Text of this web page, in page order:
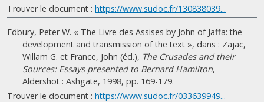
Trouver le document : https://www.sudoc.fr/130838039...
Edbury, Peter W. « The Livre des Assises by John of Jaffa: the
development and transmission of the text », dans : Zajac,
Willam G. et France, John (éd.), The Crusades and their
Sources: Essays presented to Bernard Hamilton,
Aldershot : Ashgate, 1998, pp. 169-179.
Trouver le document : https://www.sudoc.fr/033639949...